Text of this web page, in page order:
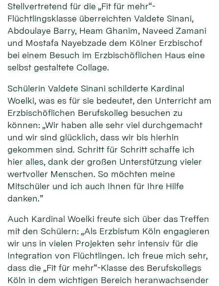
Stellvertretend für die „Fit für mehr“-
Flüchtlingsklasse überreichten Valdete Sinani,
Abdoulaye Barry, Heam Ghanim, Naveed Zamani
und Mostafa Nayebzade dem Kölner Erzbischof
bei einem Besuch im Erzbischöflichen Haus eine
selbst gestaltete Collage.
Schülerin Valdete Sinani schilderte Kardinal
Woelki, was es für sie bedeutet, den Unterricht am
Erzbischöflichen Berufskolleg besuchen zu
können: „Wir haben alle sehr viel durchgemacht
und wir sind glücklich, dass wir bis hierhin
gekommen sind. Schritt für Schritt schaffe ich
hier alles, dank der großen Unterstützung vieler
wertvoller Menschen. So möchten meine
Mitschüler und ich auch Ihnen für Ihre Hilfe
danken.”
Auch Kardinal Woelki freute sich über das Treffen
mit den Schülern: „Als Erzbistum Köln engagieren
wir uns in vielen Projekten sehr intensiv für die
Integration von Flüchtlingen. Ich freue mich sehr,
dass die „Fit für mehr“-Klasse des Berufskollegs
Köln in dem wichtigen Bereich heranwachsender